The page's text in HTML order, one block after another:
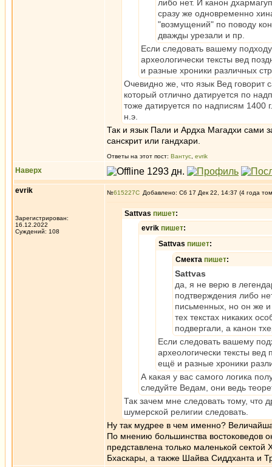
либо нет. И канон
сразу же одновременно
"возмущений" по поводу
дважды урезали и пр.
Если следовать вашему
археологически тексты вед
и разные хроники различных
Очевидно же, что язык Вед говорит
который отлично датируется по
тоже датируется по надписям 1400
н.э.
Так и язык Пали и Ардха Магадхи сами
санскрит или гандхари.
Ответы на этот пост: Вантус evrik
Наверх
evrik
Зарегистрирован:
16.12.2022
Суждений: 108
№615227 Добавлено: Сб 17 Дек 22, 14:37 (4 года
Sattvas пишет:
evrik пишет:
Sattvas пишет:
Смекта пишет:
Sattvas
да, я не верю в
подтверждения либо
письменных, но он же
тех текстах никаких
подвергали, а канон
Если следовать вашему
археологически тексты
ещё и разные хроники
А какая у вас самого логика
следуйте Ведам, они ведь
Так зачем мне следовать тому, что
шумерской религии следовать.
Ну так мудрее в чем именно?
По мнению большинства востоковедов
представлена только маленькой
Бхаскары, а также Шайва Сиддханта и